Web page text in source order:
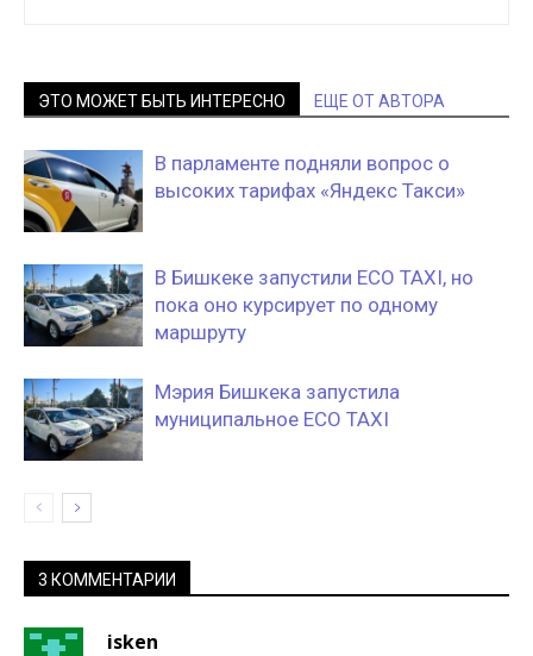
ЭТО МОЖЕТ БЫТЬ ИНТЕРЕСНО ЕЩЕ ОТ АВТОРА
В парламенте подняли вопрос о
высоких тарифах «Яндекс Такси»
В Бишкеке запустили ECO TAXI, но
пока оно курсирует по одному
маршруту
Мэрия Бишкека запустила
муниципальное ECO TAXI
3 КОММЕНТАРИИ
isken